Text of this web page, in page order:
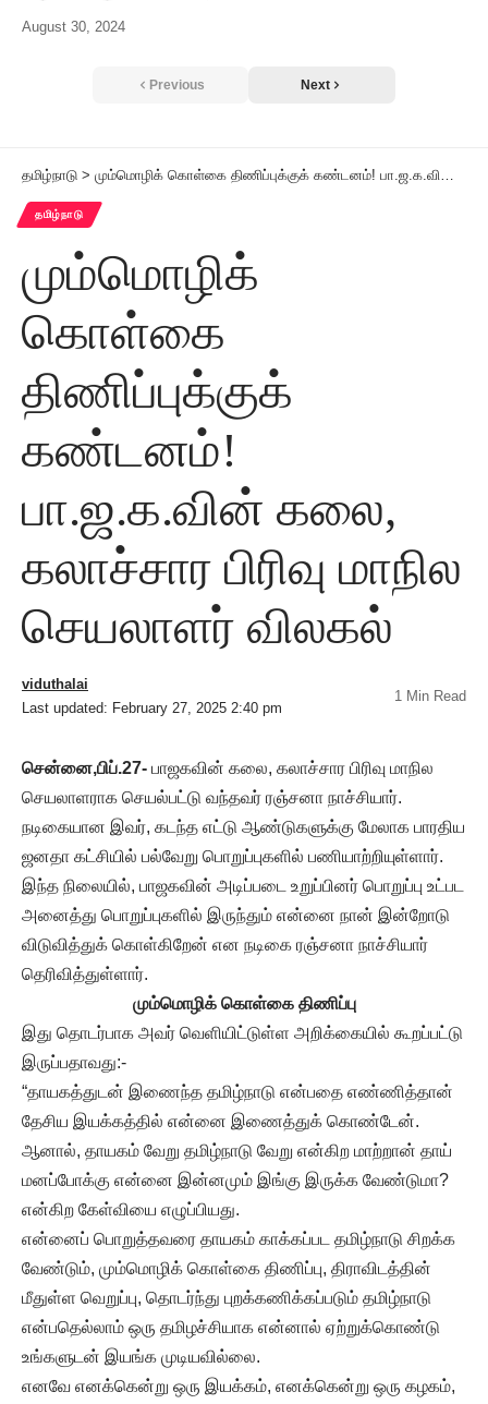
August 30, 2024
Previous Next
தமிழ்நாடு > மும்மொழிக் கொள்கை திணிப்புக்குக் கண்டனம்! பா.ஜ.க.வின் கலை, கலாச்சார பிரிவு மாநில செயலாளர் விலகல்
தமிழ்நாடு
மும்மொழிக்
கொள்கை
திணிப்புக்குக்
கண்டனம்!
பா.ஜ.க.வின் கலை,
கலாச்சார பிரிவு மாநில
செயலாளர் விலகல்
Last updated: February 27, 2025 2:40 pm
viduthalai
1 Min Read
சென்னை,பிப்.27- பாஜகவின் கலை, கலாச்சார பிரிவு மாநில
செயலாளராக செயல்பட்டு வந்தவர் ரஞ்சனா நாச்சியார்.
நடிகையான இவர், கடந்த எட்டு ஆண்டுகளுக்கு மேலாக பாரதிய
ஜனதா கட்சியில் பல்வேறு பொறுப்புகளில் பணியாற்றியுள்ளார்.
இந்த நிலையில், பாஜகவின் அடிப்படை உறுப்பினர் பொறுப்பு உட்பட
அனைத்து பொறுப்புகளில் இருந்தும் என்னை நான் இன்றோடு
விடுவித்துக் கொள்கிறேன் என நடிகை ரஞ்சனா நாச்சியார்
தெரிவித்துள்ளார்.
மும்மொழிக் கொள்கை திணிப்பு
இது தொடர்பாக அவர் வெளியிட்டுள்ள அறிக்கையில் கூறப்பட்டு
இருப்பதாவது:-
“தாயகத்துடன் இணைந்த தமிழ்நாடு என்பதை எண்ணித்தான்
தேசிய இயக்கத்தில் என்னை இணைத்துக் கொண்டேன்.
ஆனால், தாயகம் வேறு தமிழ்நாடு வேறு என்கிற மாற்றான் தாய்
மனப்போக்கு என்னை இன்னமும் இங்கு இருக்க வேண்டுமா?
என்கிற கேள்வியை எழுப்பியது.
என்னைப் பொறுத்தவரை தாயகம் காக்கப்பட தமிழ்நாடு சிறக்க
வேண்டும், மும்மொழிக் கொள்கை திணிப்பு, திராவிடத்தின்
மீதுள்ள வெறுப்பு, தொடர்ந்து புறக்கணிக்கப்படும் தமிழ்நாடு
என்பதெல்லாம் ஒரு தமிழச்சியாக என்னால் ஏற்றுக்கொண்டு
உங்களுடன் இயங்க முடியவில்லை.
எனவே எனக்கென்று ஒரு இயக்கம், எனக்கென்று ஒரு கழகம்,